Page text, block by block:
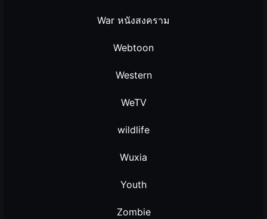
War หนังสงคราม
Webtoon
Western
WeTV
wildlife
Wuxia
Youth
Zombie